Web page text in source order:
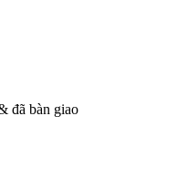
đã bàn giao